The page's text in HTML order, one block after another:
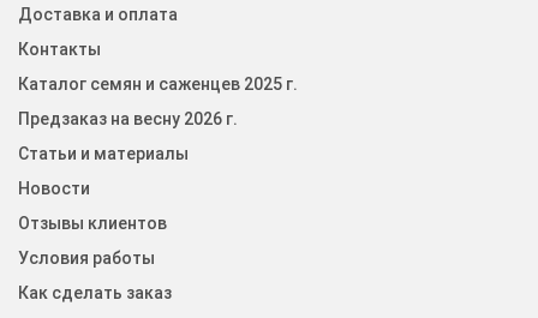
Доставка и оплата
Контакты
Каталог семян и саженцев 2025 г.
Предзаказ на весну 2026 г.
Статьи и материалы
Новости
Отзывы клиентов
Условия работы
Как сделать заказ